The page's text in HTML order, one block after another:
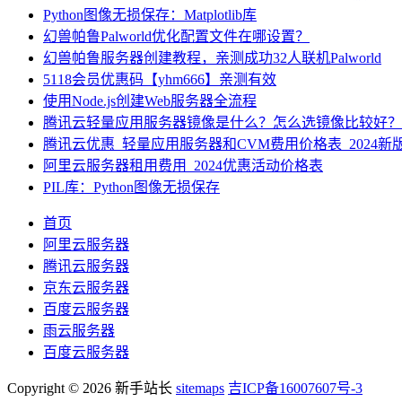
Python图像无损保存：Matplotlib库
幻兽帕鲁Palworld优化配置文件在哪设置？
幻兽帕鲁服务器创建教程，亲测成功32人联机Palworld
5118会员优惠码【yhm666】亲测有效
使用Node.js创建Web服务器全流程
腾讯云轻量应用服务器镜像是什么？怎么选镜像比较好？
腾讯云优惠_轻量应用服务器和CVM费用价格表_2024新
阿里云服务器租用费用_2024优惠活动价格表
PIL库：Python图像无损保存
首页
阿里云服务器
腾讯云服务器
京东云服务器
百度云服务器
雨云服务器
百度云服务器
Copyright © 2026 新手站长 sitemaps 吉ICP备16007607号-3